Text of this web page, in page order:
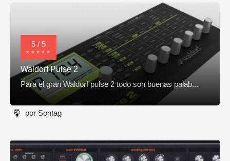
5 / 5
Waldorf Pulse 2
Para el gran Waldorf pulse 2 todo son buenas palab...
por Sontag